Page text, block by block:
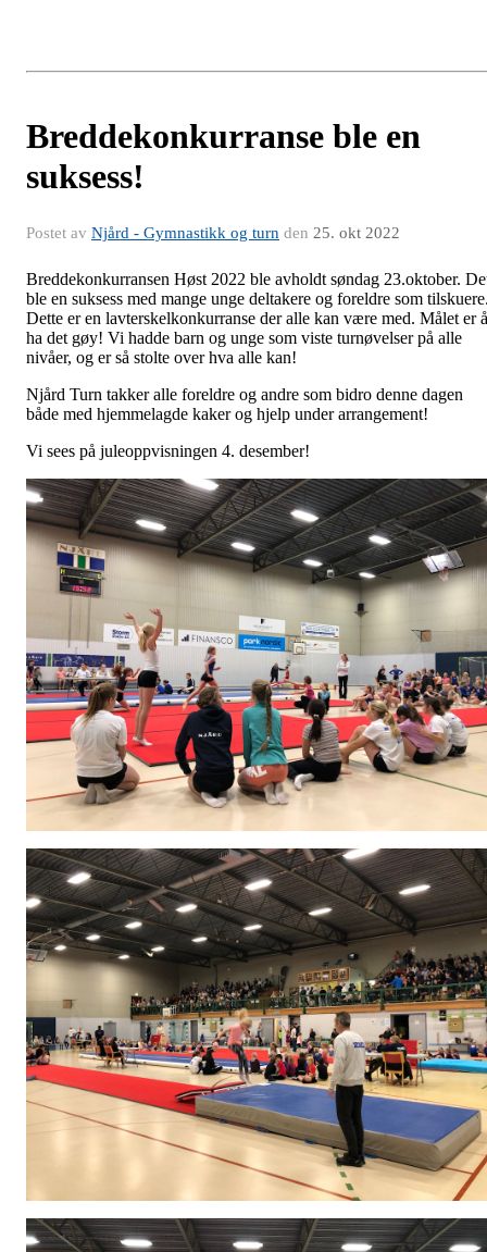
Breddekonkurranse ble en
suksess!
Postet av Njård - Gymnastikk og turn den 25. okt 2022
Breddekonkurransen Høst 2022 ble avholdt søndag 23.oktober.
ble en suksess med mange unge deltakere og foreldre som
Dette er en lavterskelkonkurranse der alle kan være med. Målet er å
ha det gøy! Vi hadde barn og unge som viste turnøvelser på alle
nivåer, og er så stolte over hva alle kan!
Njård Turn takker alle foreldre og andre som bidro denne dagen
både med hjemmelagde kaker og hjelp under arrangement!
Vi sees på juleoppvisningen 4. desember!